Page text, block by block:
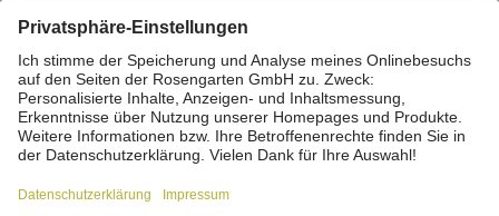
Impressum Datenschutz
Stiftung
Interne Meldestelle
Zahlungsmittel
Barrierefreiheitserklärung
Vertrag widerrufen